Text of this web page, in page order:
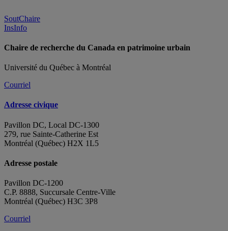
SoutChaire
InsInfo
Chaire de recherche du Canada en patrimoine urbain
Université du Québec à Montréal
Courriel
Adresse civique
Pavillon DC, Local DC-1300
279, rue Sainte-Catherine Est
Montréal (Québec) H2X 1L5
Adresse postale
Pavillon DC-1200
C.P. 8888, Succursale Centre-Ville
Montréal (Québec) H3C 3P8
Courriel